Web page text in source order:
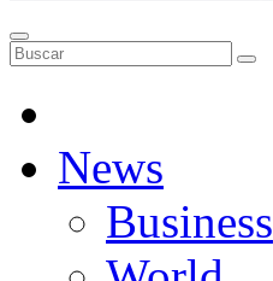
News
Business